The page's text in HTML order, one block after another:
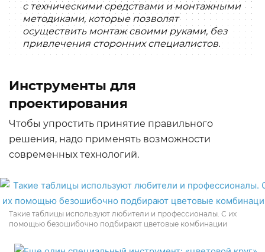
с техническими средствами и монтажными
методиками, которые позволят
осуществить монтаж своими руками, без
привлечения сторонних специалистов.
Инструменты для
проектирования
Чтобы упростить принятие правильного
решения, надо применять возможности
современных технологий.
Такие таблицы используют любители и профессионалы. С их
помощью безошибочно подбирают цветовые комбинации